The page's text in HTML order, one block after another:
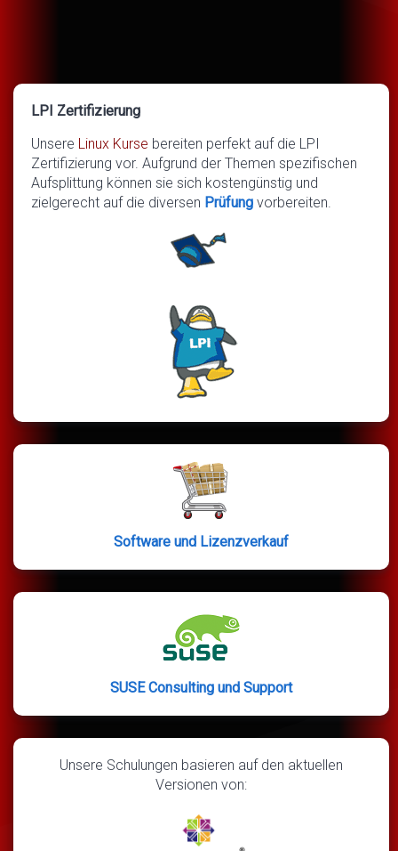
LPI Zertifizierung
Unsere Linux Kurse bereiten perfekt auf die LPI
Zertifizierung vor. Aufgrund der Themen spezifischen
Aufsplittung können sie sich kostengünstig und
zielgerecht auf die diversen Prüfung vorbereiten.
Software und Lizenzverkauf
SUSE Consulting und Support
Unsere Schulungen basieren auf den aktuellen
Versionen von: